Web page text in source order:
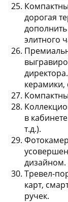
дорогая
элитного
керамики,
в
т.д.).
дизайном.
Тревел-
карт,
ручек.